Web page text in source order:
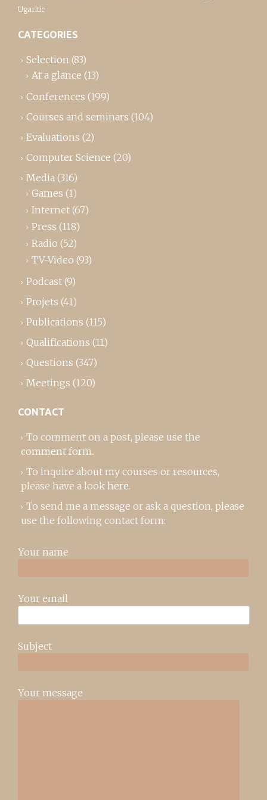
Ugaritic
CATEGORIES
Selection (83)
At a glance (13)
Conferences (199)
Courses and seminars (104)
Evaluations (2)
Computer Science (20)
Media (316)
Games (1)
Internet (67)
Press (118)
Radio (52)
TV-Video (93)
Podcast (9)
Projets (41)
Publications (115)
Qualifications (11)
Questions (347)
Meetings (120)
CONTACT
To comment on a post, please use the
comment form..
To inquire about my courses or resources,
please have a look here.
To send me a message or ask a question, please
use the following contact form:
Your name
Your email
Subject
Your message